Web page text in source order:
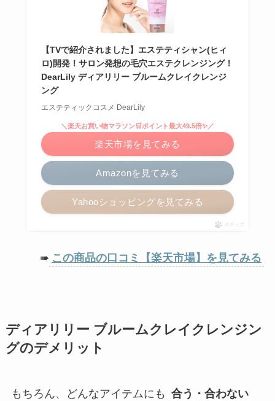
【TVで紹介されました】エステティシャン(ヒィ
ロ)開発！サロン発想の毛穴エステクレンジング！
DearLily ディアリリー ブルームクレイクレンジ
ング
エステティックコスメ DearLily
Amazonを見てみる
＼楽天お買い物マラソン🛒ポイント最大49.5倍✨／
楽天市場を見てみる
Yahooショッピングを見てみる
ポチップ
➠ この商品の口コミ【楽天市場】を見てみる
ディアリリー ブルームクレイクレンジン
グのデメリット
もちろん、どんなアイテムにも 合う・合わない